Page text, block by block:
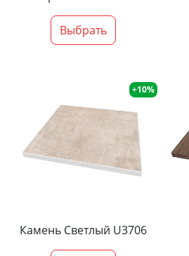
Выбрать
+10%
Камень Светлый U3706